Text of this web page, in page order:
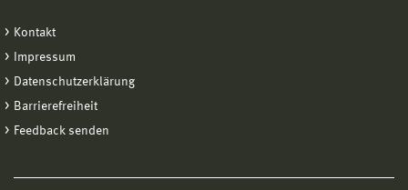
Kontakt
Impressum
Datenschutzerklärung
Barrierefreiheit
Feedback senden